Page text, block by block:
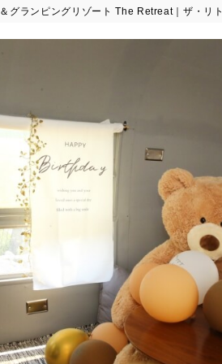
グランピングリゾート The Retreat｜ザ・リ